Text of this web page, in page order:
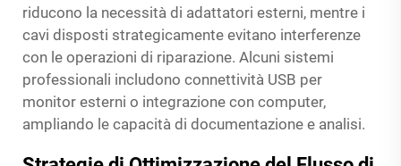
riducono la necessità di adattatori esterni, mentre i
cavi disposti strategicamente evitano interferenze
con le operazioni di riparazione. Alcuni sistemi
professionali includono connettività USB per
monitor esterni o integrazione con computer,
ampliando le capacità di documentazione e analisi.